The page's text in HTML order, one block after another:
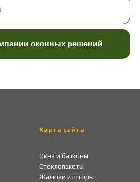
оконных решений
Карта сайта
Окна и балконы
Стеклопакеты
Жалюзи и шторы